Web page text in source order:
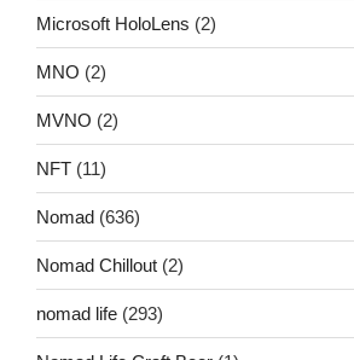
Microsoft HoloLens (2)
MNO (2)
MVNO (2)
NFT (11)
Nomad (636)
Nomad Chillout (2)
nomad life (293)